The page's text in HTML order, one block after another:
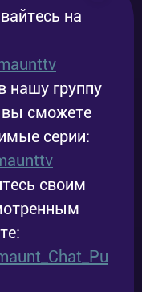
на
нашу группу
вы сможете
серии:
своим